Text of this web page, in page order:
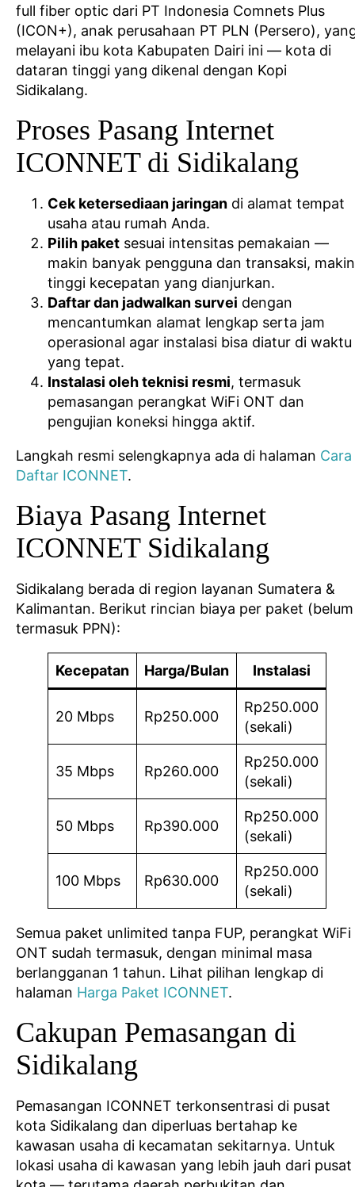
full fiber optic dari PT Indonesia Comnets Plus
(ICON+), anak perusahaan PT PLN (Persero),
melayani ibu kota Kabupaten Dairi ini — kota di
dataran tinggi yang dikenal dengan Kopi
Sidikalang.
Proses Pasang Internet
ICONNET di Sidikalang
Cek ketersediaan jaringan di alamat tempat
usaha atau rumah Anda.
Pilih paket sesuai intensitas pemakaian —
makin banyak pengguna dan transaksi, makin
tinggi kecepatan yang dianjurkan.
Daftar dan jadwalkan survei dengan
mencantumkan alamat lengkap serta jam
operasional agar instalasi bisa diatur di waktu
yang tepat.
Instalasi oleh teknisi resmi, termasuk
pemasangan perangkat WiFi ONT dan
pengujian koneksi hingga aktif.
Langkah resmi selengkapnya ada di halaman Cara
Daftar ICONNET.
Biaya Pasang Internet
ICONNET Sidikalang
Sidikalang berada di region layanan Sumatera &
Kalimantan. Berikut rincian biaya per paket (belum
termasuk PPN):
Kecepatan Harga/Bulan Instalasi
20 Mbps Rp250.000
Rp250.000
(sekali)
35 Mbps Rp260.000
Rp250.000
(sekali)
50 Mbps Rp390.000
Rp250.000
(sekali)
100 Mbps Rp630.000
Rp250.000
(sekali)
Semua paket unlimited tanpa FUP, perangkat WiFi
ONT sudah termasuk, dengan minimal masa
berlangganan 1 tahun. Lihat pilihan lengkap di
halaman Harga Paket ICONNET.
Cakupan Pemasangan di
Sidikalang
Pemasangan ICONNET terkonsentrasi di pusat
kota Sidikalang dan diperluas bertahap ke
kawasan usaha di kecamatan sekitarnya. Untuk
lokasi usaha di kawasan yang lebih jauh dari pusat